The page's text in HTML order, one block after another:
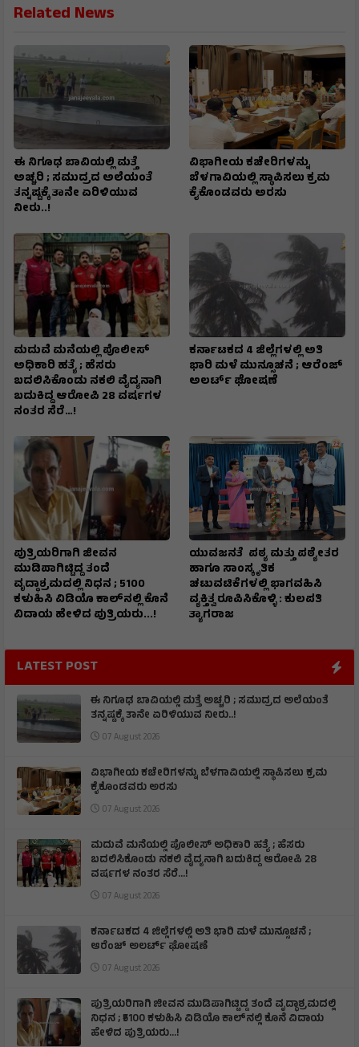
Related News
ಈ ನಿಗೂಢ ಬಾವಿಯಲ್ಲಿ ಮತ್ತೆ
ಅಚ್ಚರಿ ; ಸಮುದ್ರದ ಅಲೆಯಂತೆ
ತನ್ನಷ್ಟಕ್ಕೆ ತಾನೇ ಏರಿಳಿಯುವ
ನೀರು..!
ವಿಭಾಗೀಯ ಕಚೇರಿಗಳನ್ನು
ಬೆಳಗಾವಿಯಲ್ಲಿ ಸ್ಥಾಪಿಸಲು ಕ್ರಮ
ಕೈಕೊಂಡವರು ಅರಸು
ಮದುವೆ ಮನೆಯಲ್ಲಿ ಪೊಲೀಸ್
ಅಧಿಕಾರಿ ಹತ್ಯೆ ; ಹೆಸರು
ಬದಲಿಸಿಕೊಂಡು ನಕಲಿ ವೈದ್ಯನಾಗಿ
ಬದುಕಿದ್ದ ಆರೋಪಿ 28 ವರ್ಷಗಳ
ನಂತರ ಸೆರೆ…!
ಕರ್ನಾಟಕದ 4 ಜಿಲ್ಲೆಗಳಲ್ಲಿ ಅತಿ
ಭಾರಿ ಮಳೆ ಮುನ್ಸೂಚನೆ ; ಆರೆಂಜ್‌
ಅಲರ್ಟ್‌ ಘೋಷಣೆ
ಪುತ್ರಿಯರಿಗಾಗಿ ಜೀವನ
ಮುಡಿಪಾಗಿಟ್ಟಿದ್ದ ತಂದೆ
ವೃದ್ಧಾಶ್ರಮದಲ್ಲಿ ನಿಧನ ; ₹5100
ಕಳುಹಿಸಿ ವಿಡಿಯೊ ಕಾಲ್‌ನಲ್ಲಿ ಕೊನೆ
ವಿದಾಯ ಹೇಳಿದ ಪುತ್ರಿಯರು...!
ಯುವಜನತೆ ಪಠ್ಯ ಮತ್ತು ಪಠ್ಯೇತರ
ಹಾಗೂ ಸಾಂಸ್ಕೃತಿಕ
ಚಟುವಟಿಕೆಗಳಲ್ಲಿ ಭಾಗವಹಿಸಿ
ವ್ಯಕ್ತಿತ್ವ ರೂಪಿಸಿಕೊಳ್ಳಿ : ಕುಲಪತಿ
ತ್ಯಾಗರಾಜ
LATEST POST
ಈ ನಿಗೂಢ ಬಾವಿಯಲ್ಲಿ ಮತ್ತೆ ಅಚ್ಚರಿ ; ಸಮುದ್ರದ ಅಲೆಯಂತೆ
ತನ್ನಷ್ಟಕ್ಕೆ ತಾನೇ ಏರಿಳಿಯುವ ನೀರು..!
07 August 2026
ವಿಭಾಗೀಯ ಕಚೇರಿಗಳನ್ನು ಬೆಳಗಾವಿಯಲ್ಲಿ ಸ್ಥಾಪಿಸಲು ಕ್ರಮ
ಕೈಕೊಂಡವರು ಅರಸು
07 August 2026
ಮದುವೆ ಮನೆಯಲ್ಲಿ ಪೊಲೀಸ್ ಅಧಿಕಾರಿ ಹತ್ಯೆ ; ಹೆಸರು
ಬದಲಿಸಿಕೊಂಡು ನಕಲಿ ವೈದ್ಯನಾಗಿ ಬದುಕಿದ್ದ ಆರೋಪಿ 28
ವರ್ಷಗಳ ನಂತರ ಸೆರೆ…!
07 August 2026
ಕರ್ನಾಟಕದ 4 ಜಿಲ್ಲೆಗಳಲ್ಲಿ ಅತಿ ಭಾರಿ ಮಳೆ ಮುನ್ಸೂಚನೆ ;
ಆರೆಂಜ್‌ ಅಲರ್ಟ್‌ ಘೋಷಣೆ
07 August 2026
ಪುತ್ರಿಯರಿಗಾಗಿ ಜೀವನ ಮುಡಿಪಾಗಿಟ್ಟಿದ್ದ ತಂದೆ ವೃದ್ಧಾಶ್ರಮದಲ್ಲಿ
ನಿಧನ ; ₹5100 ಕಳುಹಿಸಿ ವಿಡಿಯೊ ಕಾಲ್‌ನಲ್ಲಿ ಕೊನೆ ವಿದಾಯ
ಹೇಳಿದ ಪುತ್ರಿಯರು...!